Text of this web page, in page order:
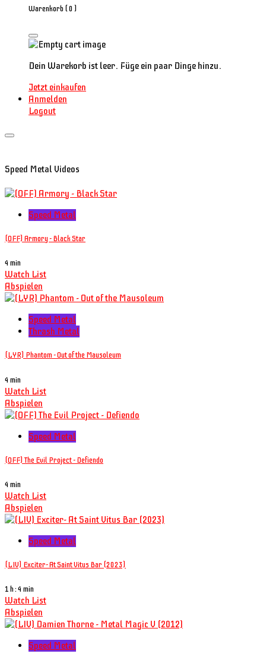
Warenkorb (0 )
Dein Warekorb ist leer. Füge ein paar Dinge hinzu.
Jetzt einkaufen
Anmelden
Logout
Speed Metal Videos
Speed Metal
(OFF) Armory - Black Star
4 min
Watch List
Abspielen
Speed Metal
Thrash Metal
(LYR) Phantom - Out of the Mausoleum
4 min
Watch List
Abspielen
Speed Metal
(OFF) The Evil Project - Defiendo
4 min
Watch List
Abspielen
Speed Metal
(LIV) Exciter- At Saint Vitus Bar (2023)
1 h : 4 min
Watch List
Abspielen
Speed Metal